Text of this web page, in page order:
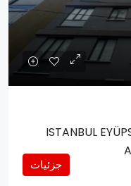
ISTANBUL
جزئیات